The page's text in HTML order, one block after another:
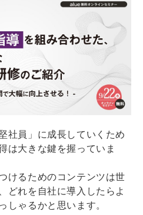
社員」に成長していくため
は大きな鍵を握っていま
けるためのコンテンツは世
どれを自社に導入したらよ
しゃるかと思います。